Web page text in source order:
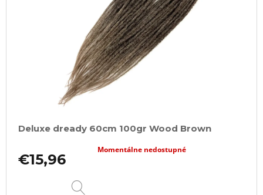
Deluxe dready 60cm 100gr Wood Brown
€15,96
Momentálne nedostupné